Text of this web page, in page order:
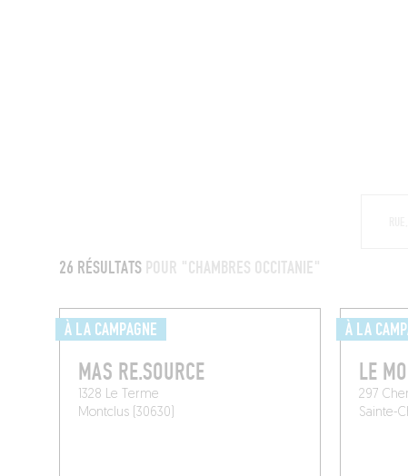
26 RÉSULTATS POUR "CHAMBRES OCCITANIE"
À LA CAMPAGNE
MAS RE.SOURCE
1328 Le Terme
Montclus (30630)
À LA
LE
297
Sainte-